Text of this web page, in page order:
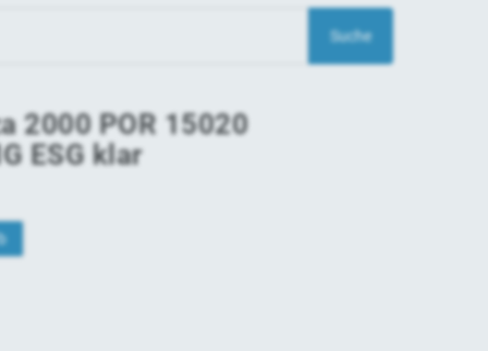
2000 POR 15020
ESG klar